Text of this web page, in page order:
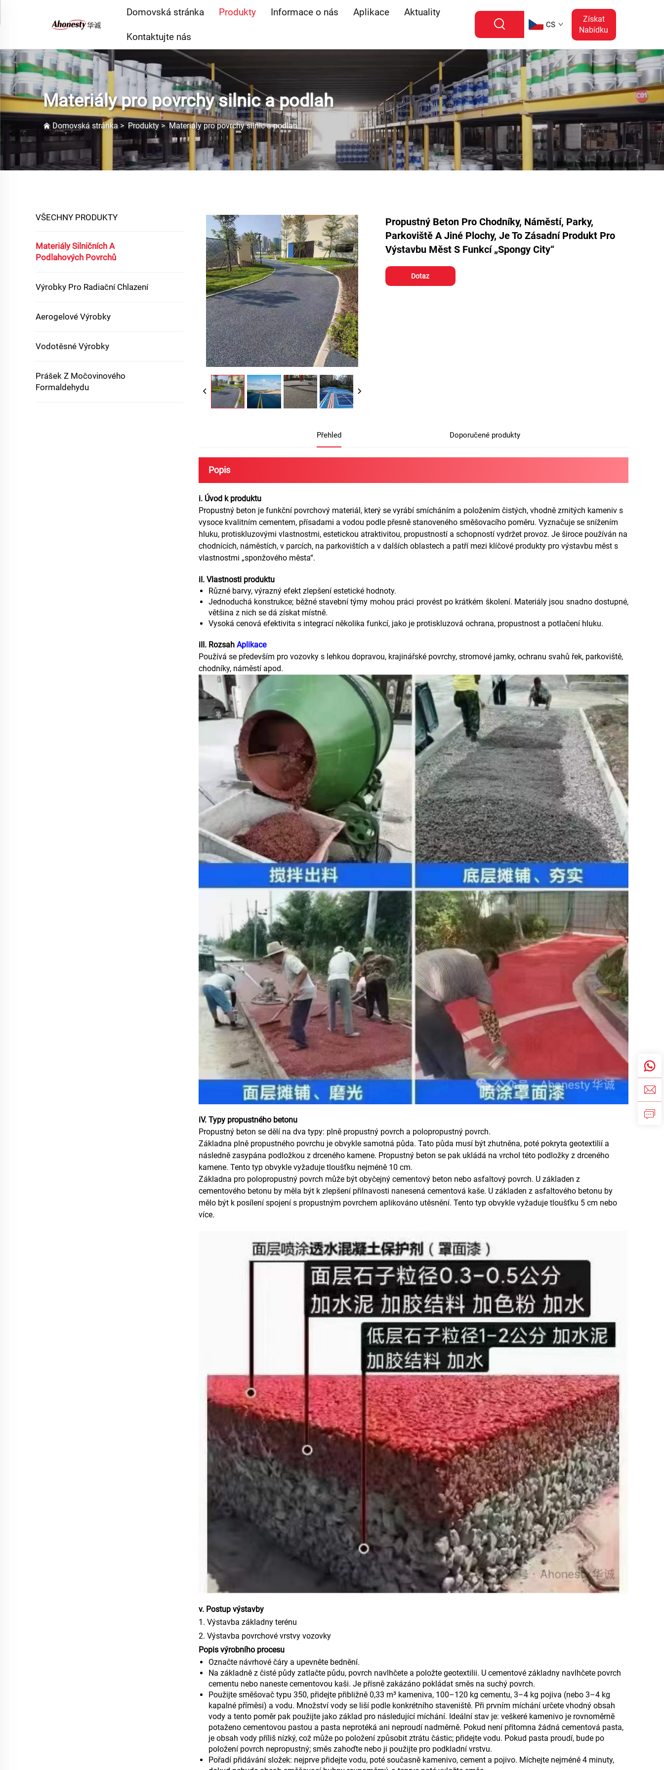
Domovská stránka Produkty Informace o nás Aplikace Aktuality
Kontaktujte nás
CS
Získat
Nabídku
Materiály pro povrchy silnic a podlah
Domovská stránka>Produkty>Materiály pro povrchy silnic a podlah
VŠECHNY PRODUKTY
Materiály Silničních A
Podlahových Povrchů
Výrobky Pro Radiační Chlazení
Aerogelové Výrobky
Vodotěsné Výrobky
Prášek Z Močovinového
Formaldehydu
Propustný Beton Pro Chodníky, Náměstí, Parky,
Parkoviště A Jiné Plochy, Je To Zásadní Produkt Pro
Výstavbu Měst S Funkcí „spongy City“
Dotaz
Přehled Doporučené produkty
Popis
i. Úvod k produktu
Propustný beton je funkční povrchový materiál, který se vyrábí smícháním a položením čistých, vhodně zrnitých kameniv s
vysoce kvalitním cementem, přísadami a vodou podle přesně stanoveného směšovacího poměru. Vyznačuje se snížením
hluku, protiskluzovými vlastnostmi, estetickou atraktivitou, propustností a schopností vydržet provoz. Je široce používán na
chodnících, náměstích, v parcích, na parkovištích a v dalších oblastech a patří mezi klíčové produkty pro výstavbu měst s
vlastnostmi „sponžového města“.
iI. Vlastnosti produktu
Různé barvy, výrazný efekt zlepšení estetické hodnoty.
Jednoduchá konstrukce; běžné stavební týmy mohou práci provést po krátkém školení. Materiály jsou snadno dostupné,
většina z nich se dá získat místně.
Vysoká cenová efektivita s integrací několika funkcí, jako je protiskluzová ochrana, propustnost a potlačení hluku.
iII. Rozsah Aplikace
Používá se především pro vozovky s lehkou dopravou, krajinářské povrchy, stromové jamky, ochranu svahů řek, parkoviště,
chodníky, náměstí apod.
iV. Typy propustného betonu
Propustný beton se dělí na dva typy: plně propustný povrch a polopropustný povrch.
Základna plně propustného povrchu je obvykle samotná půda. Tato půda musí být zhutněna, poté pokryta geotextilií a
následně zasypána podložkou z drceného kamene. Propustný beton se pak ukládá na vrchol této podložky z drceného
kamene. Tento typ obvykle vyžaduje tloušťku nejméně 10 cm.
Základna pro polopropustný povrch může být obyčejný cementový beton nebo asfaltový povrch. U základen z
cementového betonu by měla být k zlepšení přilnavosti nanesená cementová kaše. U základen z asfaltového betonu by
mělo být k posílení spojení s propustným povrchem aplikováno utěsnění. Tento typ obvykle vyžaduje tloušťku 5 cm nebo
více.
v. Postup výstavby
1. Výstavba základny terénu
2. Výstavba povrchové vrstvy vozovky
Popis výrobního procesu
Označte návrhové čáry a upevněte bednění.
Na základně z čisté půdy zatlačte půdu, povrch navlhčete a položte geotextilii. U cementové základny navlhčete povrch
cementu nebo naneste cementovou kaši. Je přísně zakázáno pokládat směs na suchý povrch.
Použijte směšovač typu 350, přidejte přibližně 0,33 m³ kameniva, 100–120 kg cementu, 3–4 kg pojiva (nebo 3–4 kg
kapalné příměsi) a vodu. Množství vody se liší podle konkrétního staveniště. Při prvním míchání určete vhodný obsah
vody a tento poměr pak použijte jako základ pro následující míchání. Ideální stav je: veškeré kamenivo je rovnoměrně
potaženo cementovou pastou a pasta neprotéká ani neproudí nadměrně. Pokud není přítomna žádná cementová pasta,
je obsah vody příliš nízký, což může po položení způsobit ztrátu částic; přidejte vodu. Pokud pasta proudí, bude po
položení povrch nepropustný; směs zahoďte nebo ji použijte pro podkladní vrstvu.
Pořadí přidávání složek: nejprve přidejte vodu, poté současně kamenivo, cement a pojivo. Míchejte nejméně 4 minuty,